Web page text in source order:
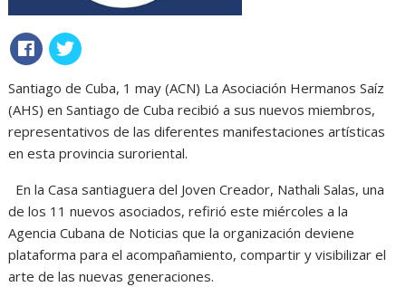
Santiago de Cuba, 1 may (ACN) La Asociación Hermanos Saíz
(AHS) en Santiago de Cuba recibió a sus nuevos miembros,
representativos de las diferentes manifestaciones artísticas
en esta provincia suroriental.
En la Casa santiaguera del Joven Creador, Nathali Salas, una
de los 11 nuevos asociados, refirió este miércoles a la
Agencia Cubana de Noticias que la organización deviene
plataforma para el acompañamiento, compartir y visibilizar el
arte de las nuevas generaciones.